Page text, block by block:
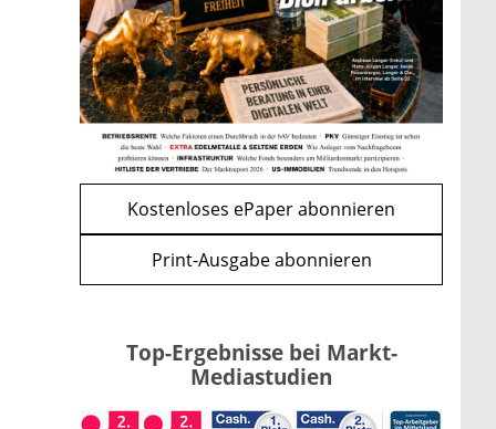
WEITERE ARTIKEL
zurückweiter
Bitcoin im Wartemodus: Fed
und CLARITY Act geben die
Richtung vor
mehr
Kostenloses ePaper abonnieren
Print-Ausgabe abonnieren
Top-Ergebnisse bei Markt-
Mediastudien